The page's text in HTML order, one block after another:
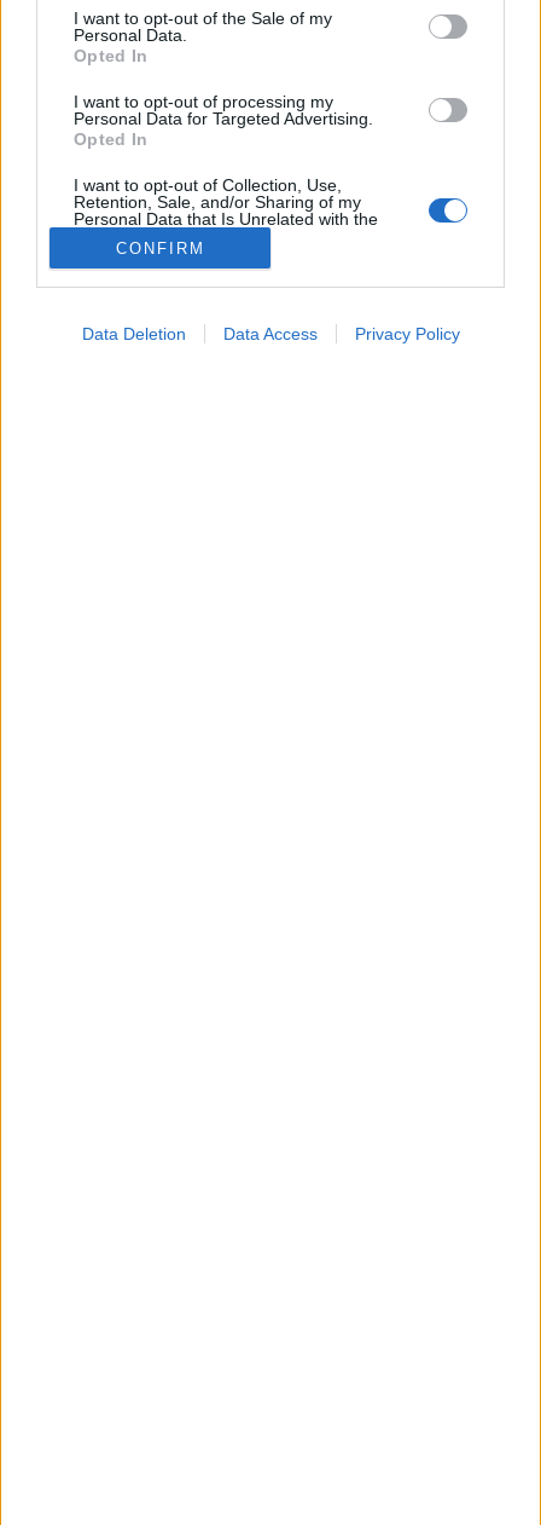
consent section.
I want to opt-out of the Sale of my
Personal Data.
Opted In
I want to opt-out of processing my
Personal Data for Targeted Advertising.
Opted In
I want to opt-out of Collection, Use,
Retention, Sale, and/or Sharing of my
Personal Data that Is Unrelated with the
Purposes for which it was collected.
Opted Out
CONFIRM
Data Deletion Data Access Privacy Policy